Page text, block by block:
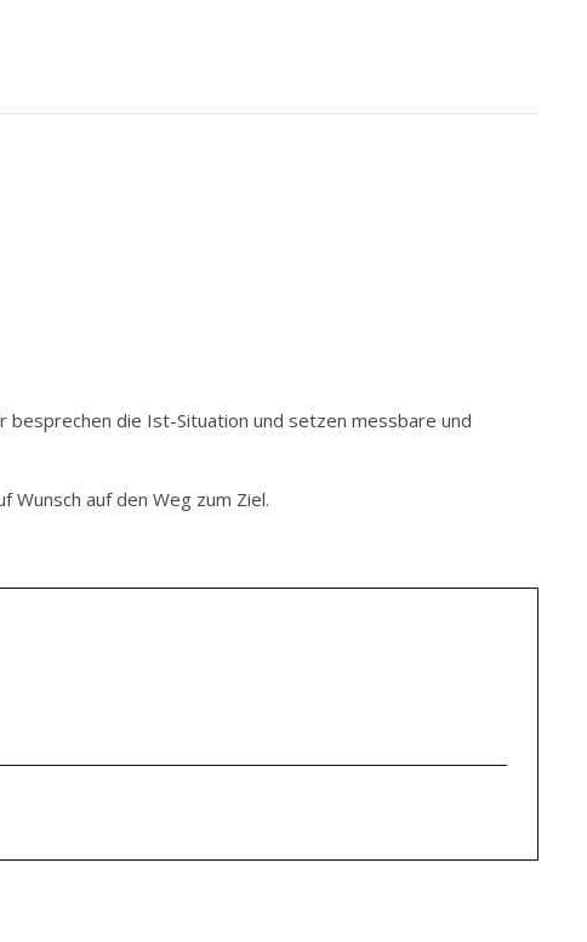
besprechen die Ist-Situation und setzen messbare und
Wunsch auf den Weg zum Ziel.